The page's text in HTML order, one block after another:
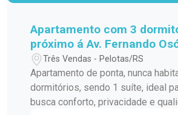
Apartamento com 3
próximo á Av. Fernando
Três Vendas - Pelotas/RS
Apartamento de ponta, nunca
dormitórios, sendo 1 suíte, ideal
busca conforto, privacidade e